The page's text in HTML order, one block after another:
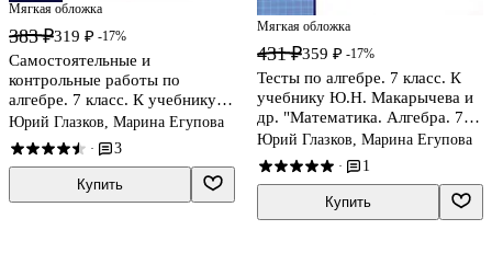
Мягкая обложка
383 ₽319 ₽ -17%
Самостоятельные и
контрольные работы по
алгебре. 7 класс. К учебнику
Ю. Н. Макарычева и др., под
редакцией С. А. Теляковского
"Математика. Алгебра. 7
класс. Базовый уровень"
Юрий Глазков, Марина Егупова
· 3
Купить
Мягкая обложка
431 ₽359 ₽ -17%
Тесты по алгебре. 7 класс. К
учебнику Ю.Н. Макарычева и
др. "Математика. Алгебра. 7
класс. Базовый уровень"
Юрий Глазков, Марина Егупова
· 1
Купить